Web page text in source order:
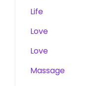
Life
Love
Love
Massage